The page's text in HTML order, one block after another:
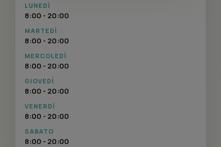
LUNEDÌ
8:00 - 20:00
MARTEDÌ
8:00 - 20:00
MERCOLEDÌ
8:00 - 20:00
GIOVEDÌ
8:00 - 20:00
VENERDÌ
8:00 - 20:00
SABATO
8:00 - 20:00